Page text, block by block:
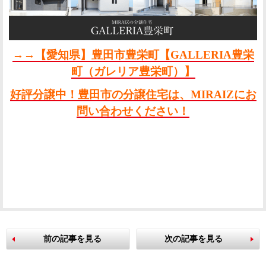
→→【愛知県】豊田市豊栄町【GALLERIA豊栄
町（ガレリア豊栄町）】
好評分譲中！豊田市の分譲住宅は、MIRAIZにお
問い合わせください！
前の記事を見る 次の記事を見る